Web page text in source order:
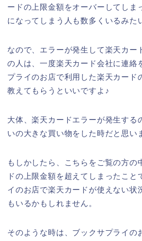
ードの上限金額をオーバーしてしま
になってしまう人も数多くいるみた
なので、エラーが発生して楽天カー
の人は、一度楽天カード会社に連絡
プライのお店で利用した楽天カード
教えてもらうといいですよ♪
大体、楽天カードエラーが発生する
いの大きな買い物をした時だと思い
もしかしたら、こちらをご覧の方の
ドの上限金額を超えてしまったこと
イのお店で楽天カードが使えない状
もいるかもしれません。
そのような時は、ブックサプライの